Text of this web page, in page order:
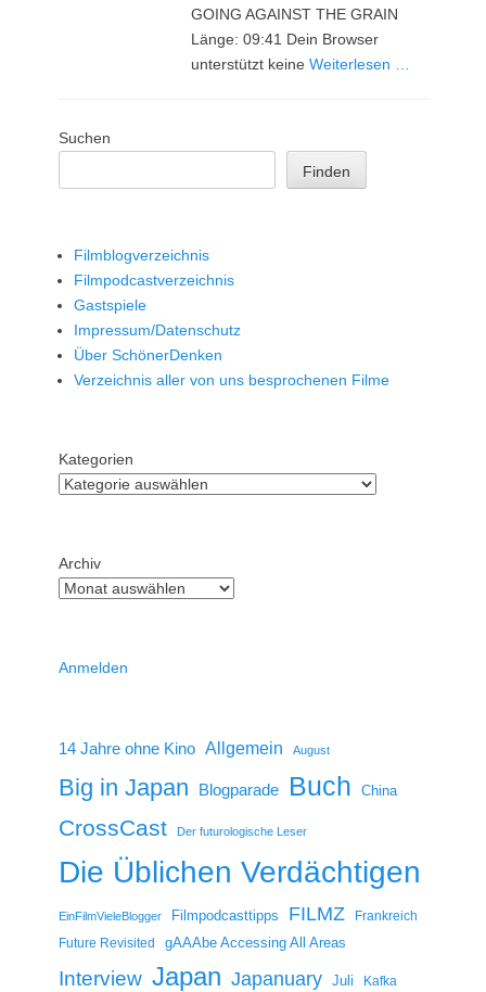
GOING AGAINST THE GRAIN
Länge: 09:41 Dein Browser
unterstützt keineWeiterlesen …
Suchen
Finden
Filmblogverzeichnis
Filmpodcastverzeichnis
Gastspiele
Impressum/Datenschutz
Über SchönerDenken
Verzeichnis aller von uns besprochenen Filme
Kategorien
Archiv
Anmelden
14 Jahre ohne Kino Allgemein August
Big in Japan Blogparade Buch China
CrossCast Der futurologische Leser
Die Üblichen Verdächtigen
EinFilmVieleBlogger Filmpodcasttipps FILMZ
Frankreich
Future Revisited
gAAAbe Accessing All Areas
Interview Japan Japanuary Juli Kafka